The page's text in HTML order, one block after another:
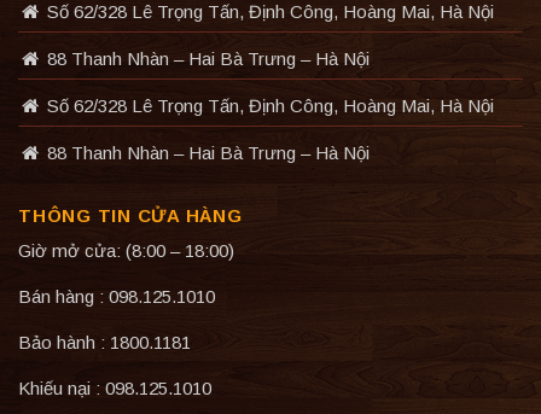
Số 62/328 Lê Trọng Tấn, Định Công, Hoàng Mai, Hà Nội
88 Thanh Nhàn – Hai Bà Trưng – Hà Nội
Số 62/328 Lê Trọng Tấn, Định Công, Hoàng Mai, Hà Nội
88 Thanh Nhàn – Hai Bà Trưng – Hà Nội
THÔNG TIN CỬA HÀNG
Giờ mở cửa: (8:00 – 18:00)
Bán hàng : 098.125.1010
Bảo hành : 1800.1181
Khiếu nại : 098.125.1010